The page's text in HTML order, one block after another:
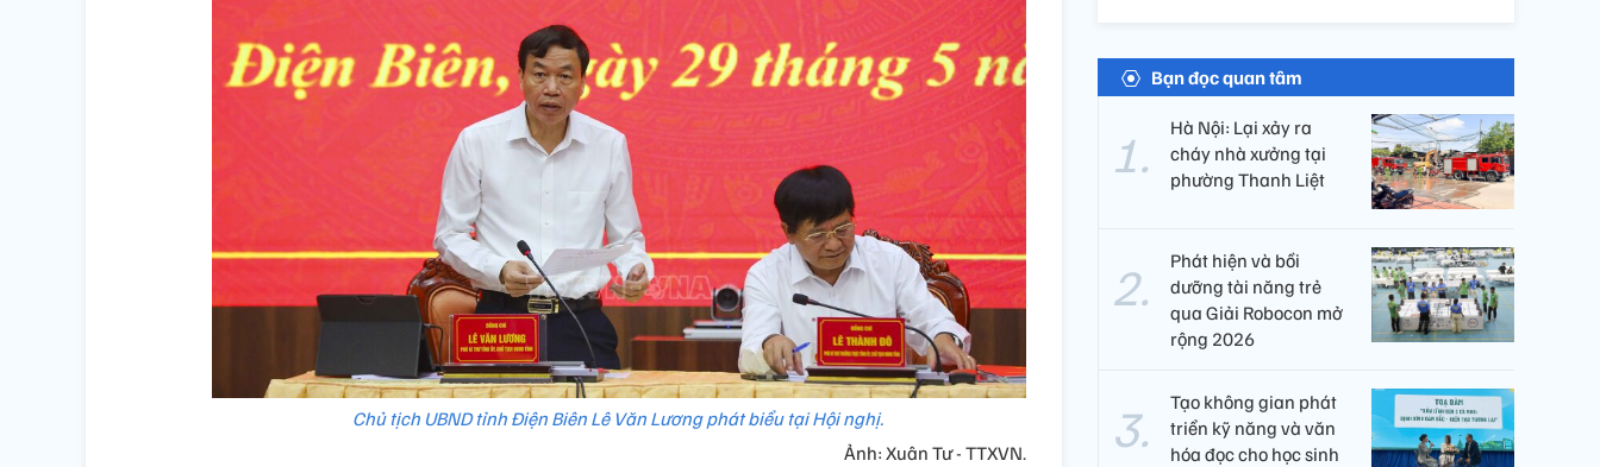
Chủ tịch UBND tỉnh Điện Biên Lê Văn Lương phát biểu tại Hội nghị.
Ảnh: Xuân Tư - TTXVN.
Bạn đọc quan tâm
Hà Nội: Lại xảy ra
cháy nhà xưởng tại
phường Thanh Liệt
Phát hiện và bồi
dưỡng tài năng trẻ
qua Giải Robocon mở
rộng 2026
Tạo không gian phát
triển kỹ năng và văn
hóa đọc cho học sinh